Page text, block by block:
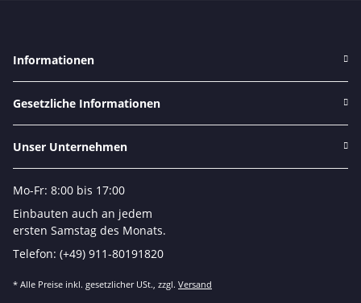
Informationen
Gesetzliche Informationen
Unser Unternehmen
Mo-Fr: 8:00 bis 17:00
Einbauten auch an jedem
ersten Samstag des Monats.
Telefon: (+49) 911-80191820
* Alle Preise inkl. gesetzlicher USt., zzgl. Versand